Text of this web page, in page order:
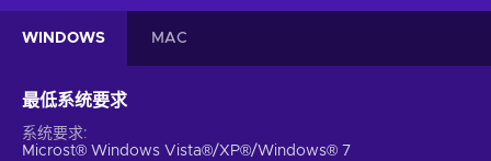
WINDOWS MAC
最低系统要求
系统要求
Microst® Windows Vista®/XP®/Windows® 7